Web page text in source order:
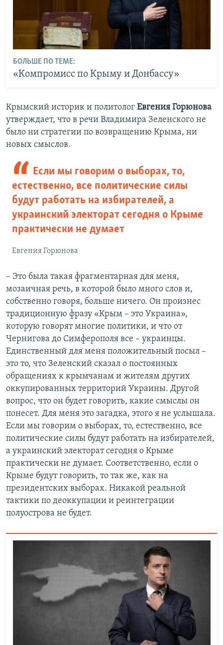
БОЛЬШЕ ПО ТЕМЕ:
«Компромисс по Крыму и Донбассу»
Крымский историк и политолог Евгения Горюнова
утверждает, что в речи Владимира Зеленского не
было ни стратегии по возвращению Крыма, ни
новых смыслов.
Если мы говорим о выборах, то,
естественно, все политические силы
будут работать на избирателей, а
украинский электорат сегодня о Крыме
практически не думает
Евгения Горюнова
– Это была такая фрагментарная для меня,
мозаичная речь, в которой было много слов и,
собственно говоря, больше ничего. Он произнес
традиционную фразу «Крым – это Украина»,
которую говорят многие политики, и что от
Чернигова до Симферополя все – украинцы.
Единственный для меня положительный посыл –
это то, что Зеленский сказал о постоянных
обращениях к крымчанам и жителям других
оккупированных территорий Украины. Другой
вопрос, что он будет говорить, какие смыслы он
понесет. Для меня это загадка, этого я не услышала.
Если мы говорим о выборах, то, естественно, все
политические силы будут работать на избирателей,
а украинский электорат сегодня о Крыме
практически не думает. Соответственно, если о
Крыме будут говорить, то так же, как на
президентских выборах. Никакой реальной
тактики по деоккупации и реинтеграции
полуострова не будет.